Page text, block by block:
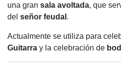
una gran sala avoltada, que
del señor feudal .
Actualmente se utiliza para
Guitarra y la celebración de